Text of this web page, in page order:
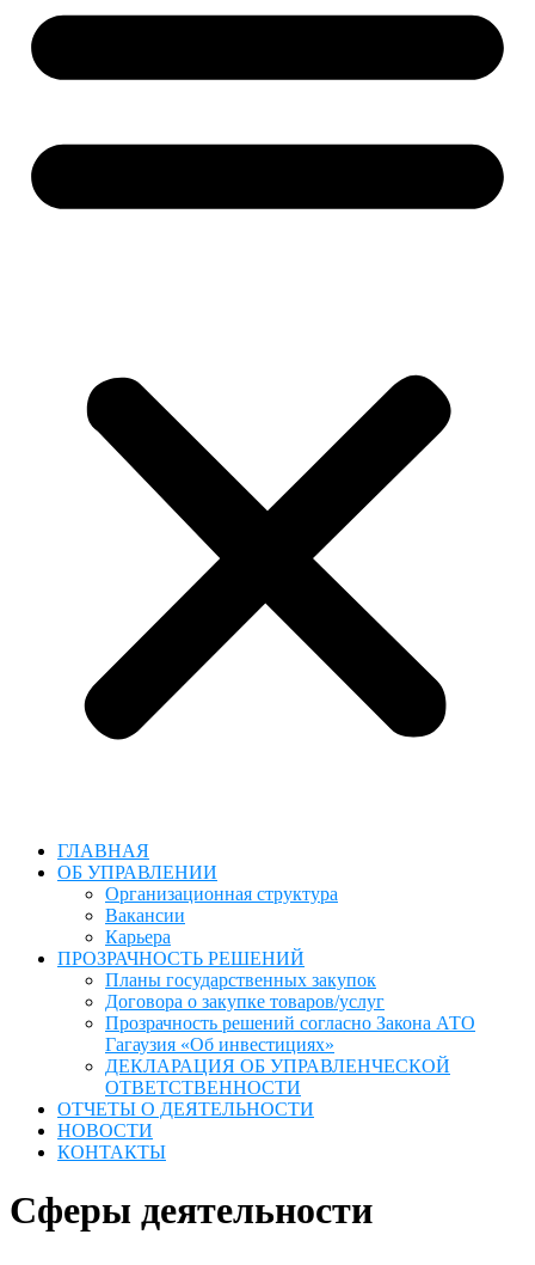
ГЛАВНАЯ
ОБ УПРАВЛЕНИИ
Организационная структура
Вакансии
Карьера
ПРОЗРАЧНОСТЬ РЕШЕНИЙ
Планы государственных закупок
Договора о закупке товаров/услуг
Прозрачность решений согласно Закона АТО
Гагаузия «Об инвестициях»
ДЕКЛАРАЦИЯ ОБ УПРАВЛЕНЧЕСКОЙ
ОТВЕТСТВЕННОСТИ
ОТЧЕТЫ О ДЕЯТЕЛЬНОСТИ
НОВОСТИ
КОНТАКТЫ
Сферы деятельности